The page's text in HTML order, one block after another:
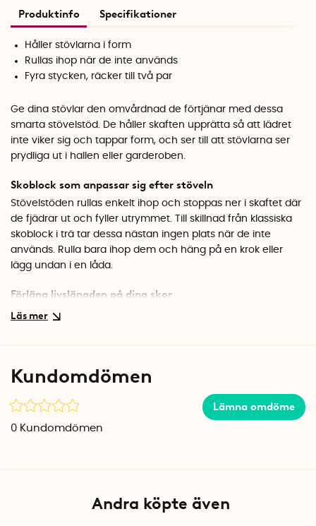
Produktinfo Specifikationer
Håller stövlarna i form
Rullas ihop när de inte används
Fyra stycken, räcker till två par
Ge dina stövlar den omvårdnad de förtjänar med dessa
smarta stövelstöd. De håller skaften upprätta så att lädret
inte viker sig och tappar form, och ser till att stövlarna ser
prydliga ut i hallen eller garderoben.
Skoblock som anpassar sig efter stöveln
Stövelstöden rullas enkelt ihop och stoppas ner i skaftet där
de fjädrar ut och fyller utrymmet. Till skillnad från klassiska
skoblock i trä tar dessa nästan ingen plats när de inte
används. Rulla bara ihop dem och häng på en krok eller
lägg undan i en låda.
Förläng livslängden på dina skor
Stövlar som står utan stöd tenderar att vika sig och skapa
frustration.
Praktiskt fyrpack
Förpackningen innehåller fyra stövelstöd, vilket räcker till två
Antal: 4 st (räcker till 2 par)
Kundomdömen
Lämna omdöme
0 Kundomdömen
Andra köpte även